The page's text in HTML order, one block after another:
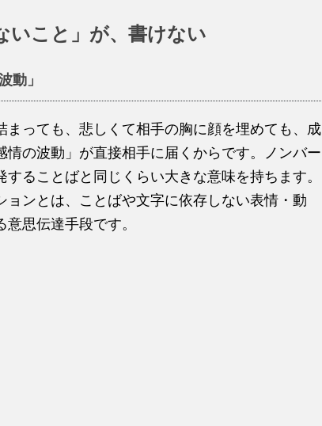
いこと」が、書けない
動」
まっても、悲しくて相手の胸に顔を埋めても、成
情の波動」が直接相手に届くからです。ノンバー
ることばと同じくらい大きな意味を持ちます。
ョンとは、ことばや文字に依存しない表情・動
思伝達手段です。